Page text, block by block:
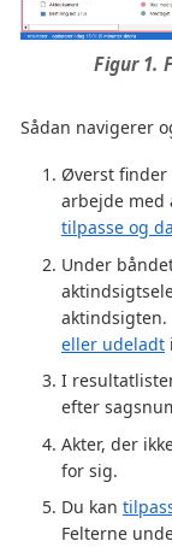
Figur 1.
Sådan navigerer
Øverst finder
arbejde med
tilpasse og
Under
aktindsigten.
eller udeladt
I
efter
Akter, der
for sig.
Du kan
Felterne